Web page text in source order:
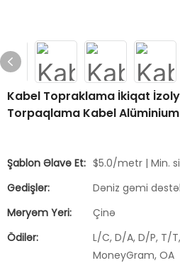
Kabel Topraklama İkiqat
Torpaqlama Kabel
Şablon Əlavə Et: $5.0/metr | Min.
Gedişlər:
Dəniz gəmi
Məryəm Yeri:
Çinə
Ödilər:
L/C, D/A, D/P, T/
MoneyGram, OA